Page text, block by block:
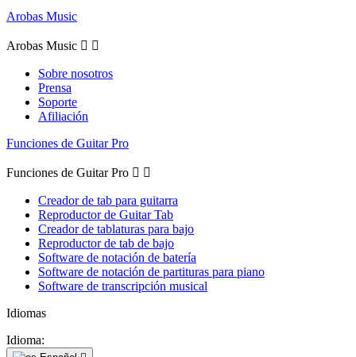
Arobas Music
Arobas Music  
Sobre nosotros
Prensa
Soporte
Afiliación
Funciones de Guitar Pro
Funciones de Guitar Pro  
Creador de tab para guitarra
Reproductor de Guitar Tab
Creador de tablaturas para bajo
Reproductor de tab de bajo
Software de notación de batería
Software de notación de partituras para piano
Software de transcripción musical
Idiomas
Idioma: